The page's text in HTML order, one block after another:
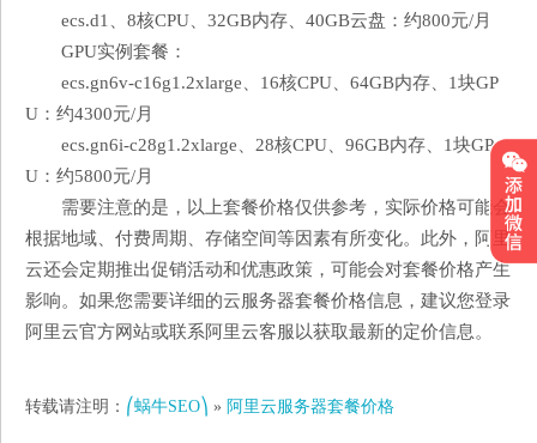
ecs.d1、8核CPU、32GB内存、40GB云盘：约800元/月
GPU实例套餐：
ecs.gn6v-c16g1.2xlarge、16核CPU、64GB内存、1块GP
U：约4300元/月
ecs.gn6i-c28g1.2xlarge、28核CPU、96GB内存、1块GP
U：约5800元/月
需要注意的是，以上套餐价格仅供参考，实际价格可能会
根据地域、付费周期、存储空间等因素有所变化。此外，阿里
云还会定期推出促销活动和优惠政策，可能会对套餐价格产生
影响。如果您需要详细的云服务器套餐价格信息，建议您登录
阿里云官方网站或联系阿里云客服以获取最新的定价信息。
转载请注明： ⎛蜗牛SEO⎞ » 阿里云服务器套餐价格